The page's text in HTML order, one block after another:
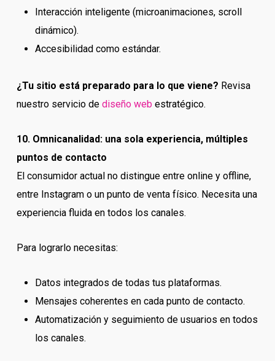
Interacción inteligente (microanimaciones, scroll
dinámico).
Accesibilidad como estándar.
¿Tu sitio está preparado para lo que viene? Revisa
nuestro servicio de diseño web estratégico.
10. Omnicanalidad: una sola experiencia, múltiples
puntos de contacto
El consumidor actual no distingue entre online y offline,
entre Instagram o un punto de venta físico. Necesita una
experiencia fluida en todos los canales.
Para lograrlo necesitas:
Datos integrados de todas tus plataformas.
Mensajes coherentes en cada punto de contacto.
Automatización y seguimiento de usuarios en todos
los canales.